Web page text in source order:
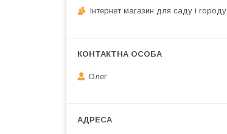
Інтернет магазин для саду і городу
Олег